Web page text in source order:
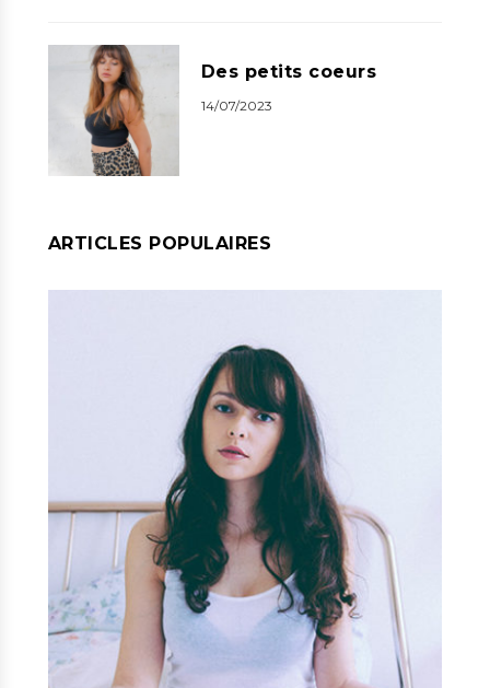
Des petits coeurs
14/07/2023
ARTICLES POPULAIRES